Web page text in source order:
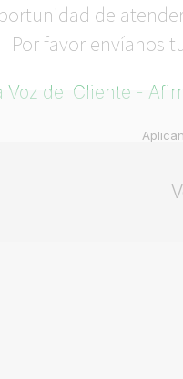
de
Por favor envíanos
Voz del Cliente -